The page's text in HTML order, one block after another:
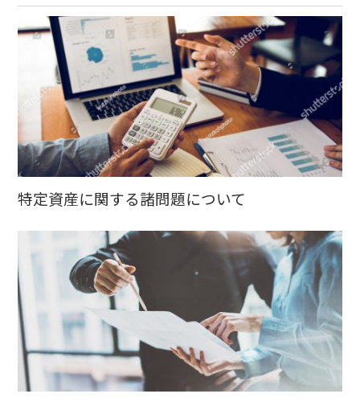
特定資産に関する諸問題について